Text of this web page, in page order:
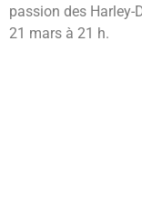
passion des Harley-
21 mars à 21 h.